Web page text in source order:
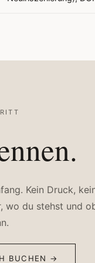
Kein Druck,
wo du stehst und
BUCHEN →